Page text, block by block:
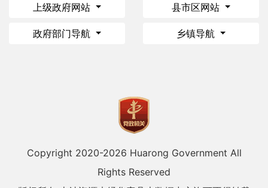
上级政府网站 县市区网站
政府部门导航 乡镇导航
Copyright 2020-2026 Huarong Government All
Rights Reserved